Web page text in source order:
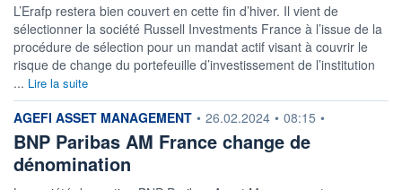
04/12 07/04
CATÉGORIE MORNINGSTAR
Obligations Internationales
Flexibles Couvertes en
GBP
FONDS PARTENAIRES
TARIFS PRIVILÉGIÉS
L’Erafp restera bien couvert en cette fin d’hiver. Il vient de
sélectionner la société Russell Investments France à l’issue de la
procédure de sélection pour un mandat actif visant à couvrir le
risque de change du portefeuille d’investissement de l’institution
... Lire la suite
information fournie par
AGEFI ASSET MANAGEMENT • 26.02.2024 • 08:15 •
BNP Paribas AM France change de
dénomination